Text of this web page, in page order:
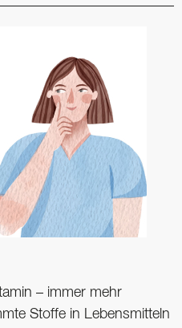
– immer mehr
Stoffe in Lebensmitteln